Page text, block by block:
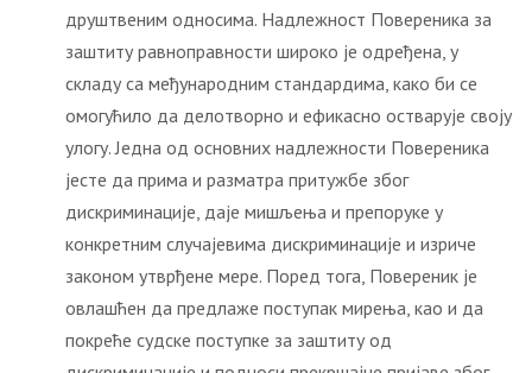
друштвеним односима. Надлежност Повереника за
заштиту равноправности широко је одређена, у
складу са међународним стандардима, како би се
омогућило да делотворно и ефикасно остварује своју
улогу. Једна од основних надлежности Повереника
јесте да прима и разматра притужбе због
дискриминације, даје мишљења и препоруке у
конкретним случајевима дискриминације и изриче
законом утврђене мере. Поред тога, Повереник је
овлашћен да предлаже поступак мирења, као и да
покреће судске поступке за заштиту од